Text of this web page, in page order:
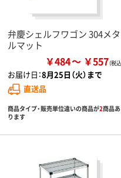
弁慶シェルフワゴン 304メタ
ルマット
￥484 ￥557
お届け日：8月25日（火）まで
直送品
商品タイプ・販売単位違いの商品が2商品あ
ります